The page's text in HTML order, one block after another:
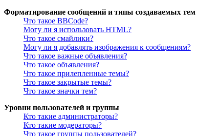
Форматирование сообщений и типы создаваемых тем
Что такое BBCode?
Могу ли я использовать HTML?
Что такое смайлики?
Могу ли я добавлять изображения к сообщениям?
Что такое важные объявления?
Что такое объявления?
Что такое прилепленные темы?
Что такое закрытые темы?
Что такое значки тем?
Уровни пользователей и группы
Кто такие администраторы?
Кто такие модераторы?
Что такое группы пользователей?